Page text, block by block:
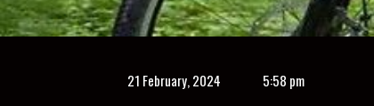
21 February, 2024 5:58 pm